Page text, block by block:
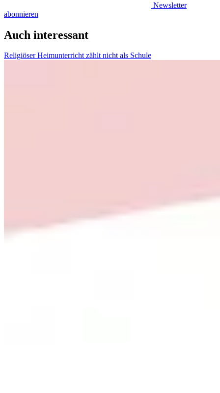
Newsletter
abonnieren
Auch interessant
Religiöser Heimunterricht zählt nicht als Schule